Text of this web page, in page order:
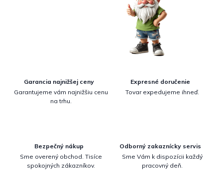
Garancia najnižšej ceny
Garantujeme vám najnižšiu cenu
na trhu.
Expresné doručenie
Tovar expedujeme ihneď.
Bezpečný nákup
Sme overený obchod. Tisíce
spokojných zákazníkov.
Odborný zakaznícky servis
Sme Vám k dispozícii každý
pracovný deň.